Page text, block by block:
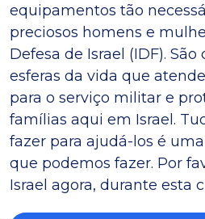
equipamentos tão
preciosos homens e
Defesa de Israel (IDF).
esferas da vida que
para o serviço militar e
famílias aqui em Israel.
fazer para ajudá-los é
que podemos fazer. Por
Israel agora, durante esta